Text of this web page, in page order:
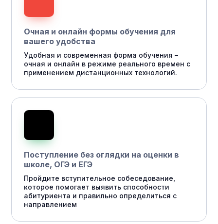
Очная и онлайн формы обучения для
вашего удобства
Удобная и современная форма обучения –
очная и онлайн в режиме реального времен с
применением дистанционных технологий.
Поступление без оглядки на оценки в
школе, ОГЭ и ЕГЭ
Пройдите вступительное собеседование,
которое помогает выявить способности
абитуриента и правильно определиться с
направлением